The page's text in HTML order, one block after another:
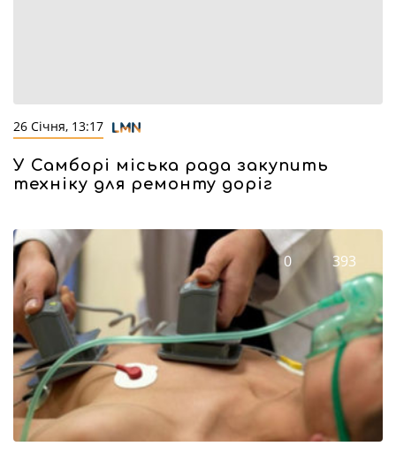
26 Січня, 13:17
У Самборі міська рада закупить
техніку для ремонту доріг
0 393